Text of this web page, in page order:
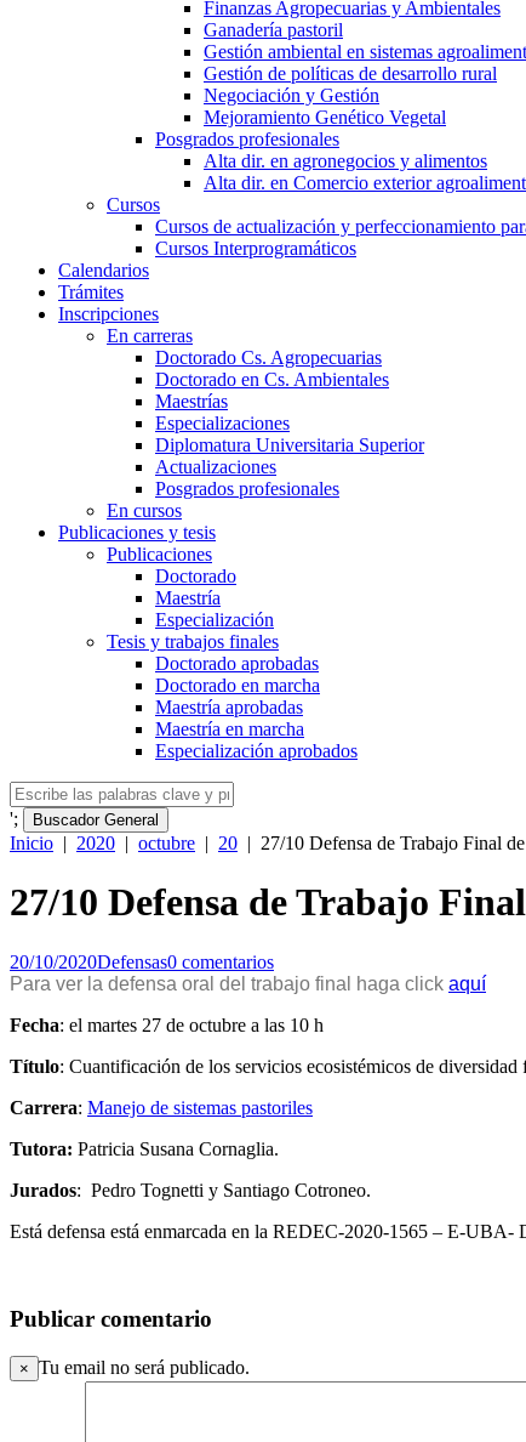
Finanzas Agropecuarias y Ambientales
Ganadería pastoril
Gestión ambiental en sistemas
Gestión de políticas de desarrollo rural
Negociación y Gestión
Mejoramiento Genético Vegetal
Posgrados profesionales
Alta dir. en agronegocios y alimentos
Alta dir. en Comercio exterior
Cursos
Cursos de actualización y perfeccionamiento
Cursos Interprogramáticos
Calendarios
Trámites
Inscripciones
En carreras
Doctorado Cs. Agropecuarias
Doctorado en Cs. Ambientales
Maestrías
Especializaciones
Diplomatura Universitaria Superior
Actualizaciones
Posgrados profesionales
En cursos
Publicaciones y tesis
Publicaciones
Doctorado
Maestría
Especialización
Tesis y trabajos finales
Doctorado aprobadas
Doctorado en marcha
Maestría aprobadas
Maestría en marcha
Especialización aprobados
'; Buscador General
Inicio | 2020 | octubre | 20 | 27/10 Defensa de Trabajo Final
27/10 Defensa de Trabajo
20/10/2020Defensas0 comentarios
Para ver la defensa oral del trabajo final haga click aquí
Fecha: el martes 27 de octubre a las 10 h
Título: Cuantificación de los servicios ecosistémicos de
Carrera: Manejo de sistemas pastoriles
Tutora: Patricia Susana Cornaglia.
Jurados: Pedro Tognetti y Santiago Cotroneo.
Está defensa está enmarcada en la REDEC-2020-1565 – E-UBA-
Publicar comentario
× Tu email no será publicado.